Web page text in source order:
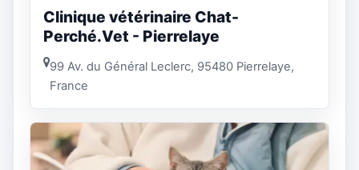
Clinique vétérinaire Chat-
Perché.Vet - Pierrelaye
99 Av. du Général Leclerc, 95480 Pierrelaye,
France